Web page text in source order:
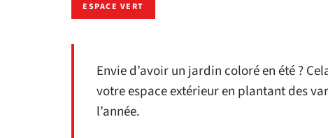
ESPACE VERT
Envie d’avoir un jardin coloré en été ?
votre espace extérieur en plantant des
l’année.